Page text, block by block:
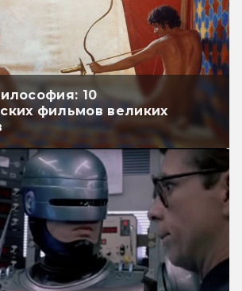
10
фильмов великих